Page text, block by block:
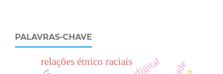
PALAVRAS-CHAVE
relações étnico raciais